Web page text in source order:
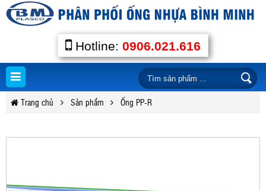
Hotline: 0906.021.616
Trang chủ Sản phẩm Ống PP-R